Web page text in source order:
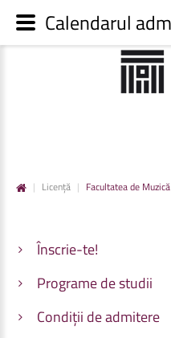
| Licență | Facultatea de Muzică
Înscrie-te!
Programe de studii
Condiții de admitere